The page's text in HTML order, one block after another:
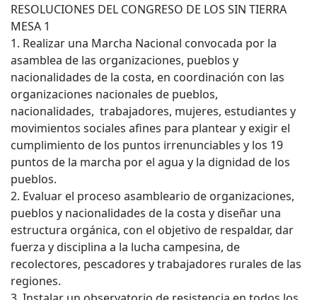
RESOLUCIONES DEL CONGRESO DE LOS SIN TIERRA
MESA 1
1. Realizar una Marcha Nacional convocada por la
asamblea de las organizaciones, pueblos y
nacionalidades de la costa, en coordinación con las
organizaciones nacionales de pueblos,
nacionalidades, trabajadores, mujeres, estudiantes y
movimientos sociales afines para plantear y exigir el
cumplimiento de los puntos irrenunciables y los 19
puntos de la marcha por el agua y la dignidad de los
pueblos.
2. Evaluar el proceso asambleario de organizaciones,
pueblos y nacionalidades de la costa y diseñar una
estructura orgánica, con el objetivo de respaldar, dar
fuerza y disciplina a la lucha campesina, de
recolectores, pescadores y trabajadores rurales de las
regiones.